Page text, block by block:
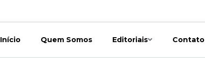
Início Quem Somos Editoriais Contato